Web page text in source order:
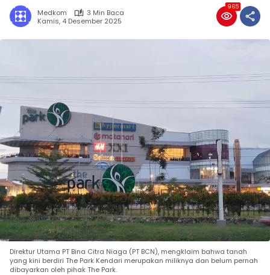
Medkom
3 Min Baca
Kamis, 4 Desember 2025
965
Direktur Utama PT Bina Citra Niaga (PT BCN), mengklaim bahwa tanah
yang kini berdiri The Park Kendari merupakan miliknya dan belum pernah
dibayarkan oleh pihak The Park.